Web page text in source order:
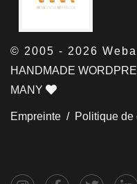
© 2005 - 2026
HANDMADE
MANY
Empreinte / Politique